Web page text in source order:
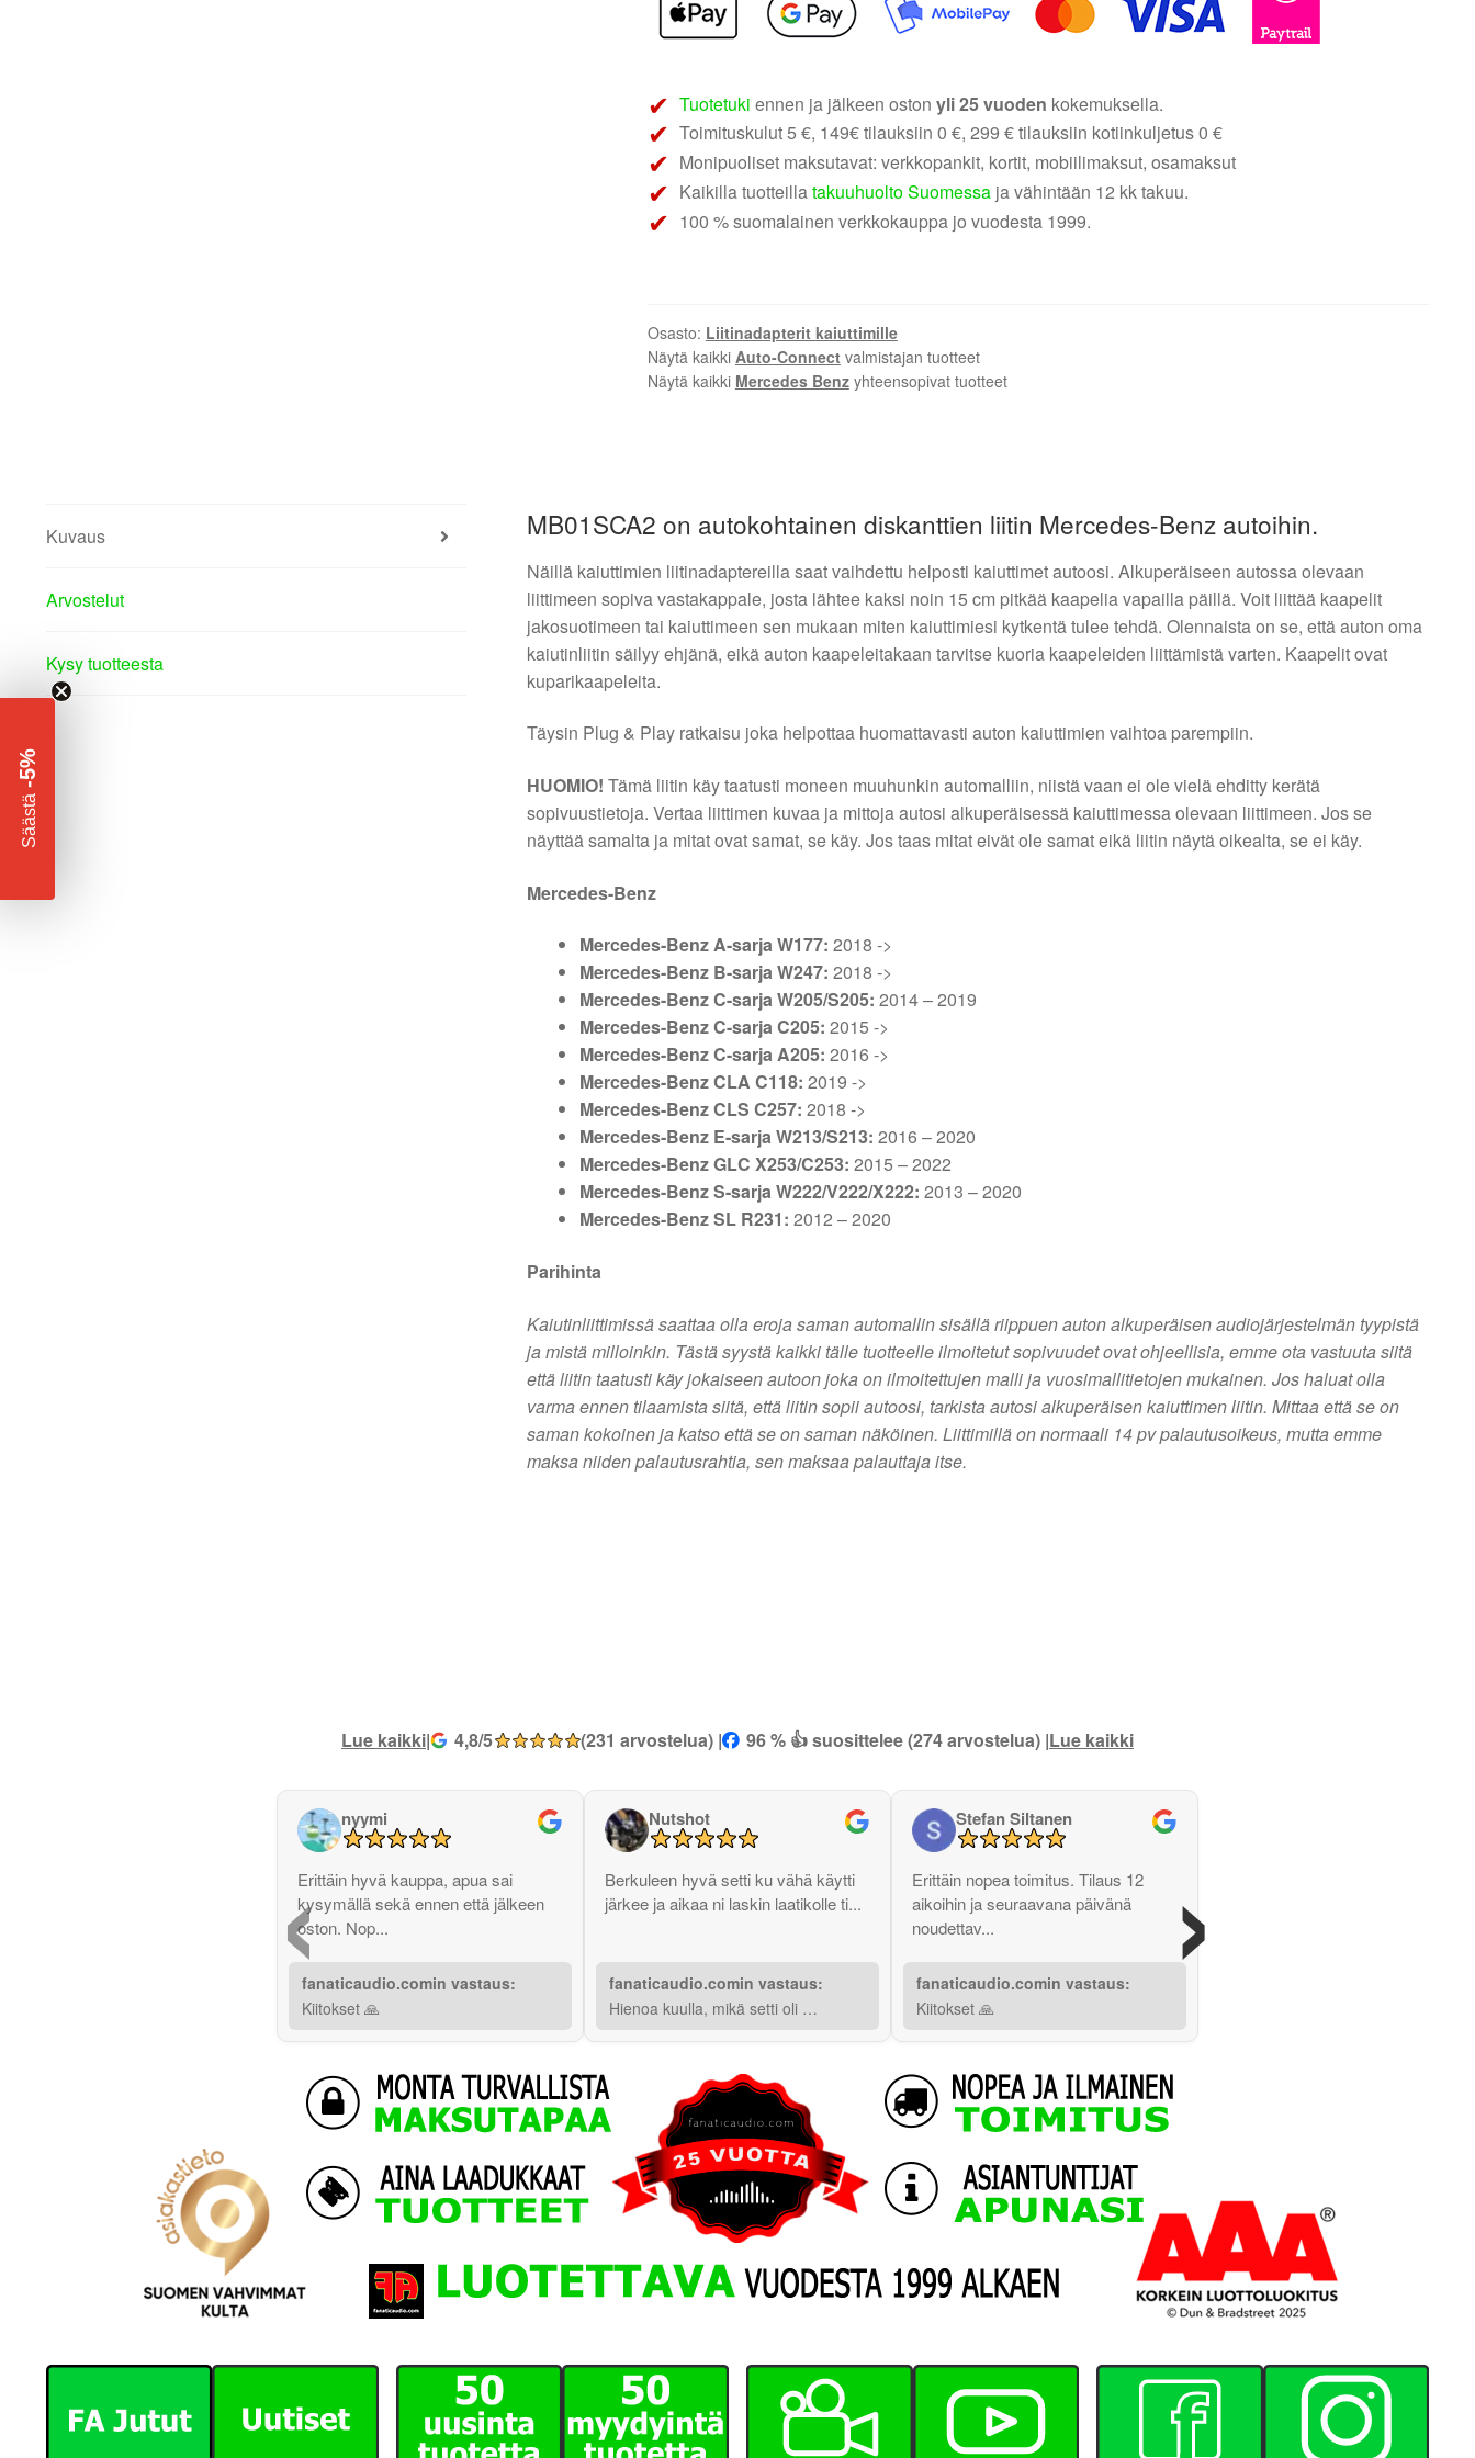
MB
määräTuotetuki ennen ja jälkeen oston yli 25 vuoden kokemuksella.
Toimituskulut 5 €, 149€ tilauksiin 0 €, 299 € tilauksiin kotiinkuljetus 0 €
Monipuoliset maksutavat: verkkopankit, kortit, mobiilimaksut, osamaksut
Kaikilla tuotteillatakuuhuolto Suomessaja vähintään 12 kk takuu.
100 % suomalainen verkkokauppa jo vuodesta 1999.
Osasto: Liitinadapterit kaiuttimille
Näytä kaikki Auto-Connectvalmistajan tuotteet
Näytä kaikki Mercedes Benzyhteensopivat tuotteet
Kuvaus
Arvostelut
Kysy tuotteesta
MB01SCA2 on autokohtainen diskanttien liitin Mercedes-Benz autoihin.
Näillä kaiuttimien liitinadaptereilla saat vaihdettu helposti kaiuttimet autoosi. Alkuperäiseen autossa olevaan
liittimeen sopiva vastakappale, josta lähtee kaksi noin 15 cm pitkää kaapelia vapailla päillä. Voit liittää kaapelit
jakosuotimeen tai kaiuttimeen sen mukaan miten kaiuttimiesi kytkentä tulee tehdä. Olennaista on se, että auton oma
kaiutinliitin säilyy ehjänä, eikä auton kaapeleitakaan tarvitse kuoria kaapeleiden liittämistä varten. Kaapelit ovat
kuparikaapeleita.
Täysin Plug & Play ratkaisu joka helpottaa huomattavasti auton kaiuttimien vaihtoa parempiin.
HUOMIO! Tämä liitin käy taatusti moneen muuhunkin automalliin, niistä vaan ei ole vielä ehditty kerätä
sopivuustietoja. Vertaa liittimen kuvaa ja mittoja autosi alkuperäisessä kaiuttimessa olevaan liittimeen. Jos se
näyttää samalta ja mitat ovat samat, se käy. Jos taas mitat eivät ole samat eikä liitin näytä oikealta, se ei käy.
Mercedes-Benz
Mercedes-BenzA-sarja W177: 2018 ->
Mercedes-Benz B-sarja W247: 2018 ->
Mercedes-BenzC-sarja W205/S205: 2014 – 2019
Mercedes-BenzC-sarja C205: 2015 ->
Mercedes-BenzC-sarja A205: 2016 ->
Mercedes-BenzCLA C118: 2019 ->
Mercedes-BenzCLS C257: 2018 ->
Mercedes-Benz E-sarja W213/S213: 2016 – 2020
Mercedes-BenzGLC X253/C253: 2015 – 2022
Mercedes-BenzS-sarja W222/V222/X222: 2013 – 2020
Mercedes-BenzSL R231: 2012 – 2020
Parihinta
Kaiutinliittimissä saattaa olla eroja saman automallin sisällä riippuen auton alkuperäisen audiojärjestelmän tyypistä
ja mistä milloinkin. Tästä syystä kaikki tälle tuotteelle ilmoitetut sopivuudet ovat ohjeellisia, emme ota vastuuta siitä
että liitin taatusti käy jokaiseen autoon joka on ilmoitettujen malli ja vuosimallitietojen mukainen. Jos haluat olla
varma ennen tilaamista siitä, että liitin sopii autoosi, tarkista autosi alkuperäisen kaiuttimen liitin. Mittaa että se on
saman kokoinen ja katso että se on saman näköinen. Liittimillä on normaali 14 pv palautusoikeus, mutta emme
maksa niiden palautusrahtia, sen maksaa palauttaja itse.
Lue kaikki| 4,8/5 (231 arvostelua) | 96 % 👍 suosittelee (274 arvostelua) |Lue kaikki
‹
nyymi
Erittäin hyvä kauppa, apua sai
kysymällä sekä ennen että jälkeen
oston. Nop...
fanaticaudio.comin vastaus:
Kiitokset 🙏
Nutshot
Berkuleen hyvä setti ku vähä käytti
järkee ja aikaa ni laskin laatikolle ti...
fanaticaudio.comin vastaus:
Hienoa kuulla, mikä setti oli …
Stefan Siltanen
Erittäin nopea toimitus. Tilaus 12
aikoihin ja seuraavana päivänä
noudettav...
fanaticaudio.comin vastaus:
Kiitokset 🙏
›
Säästä
-5%